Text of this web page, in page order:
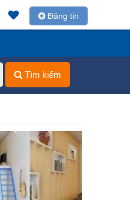
Đăng tin
Tìm kiếm